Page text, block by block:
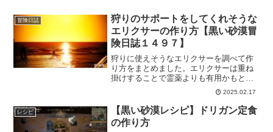
冒険日誌
狩りのサポートをしてくれそうな
エリクサーの作り方【黒い砂漠冒
険日誌１４９７】
狩りに使えそうなエリクサーを調べて作
り方をまとめました。エリクサーは重ね
掛けすることで霊薬よりも有用かもとい
うことを知ったので、最近エリクサーや
霊薬の作り方に興味深々な私にはすごく
役立ってくれるはずです！
2025.02.17
レシピ
【黒い砂漠レシピ】ドリガン定食
の作り方